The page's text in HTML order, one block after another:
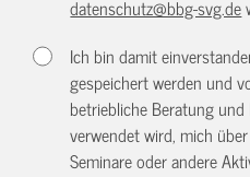
datenschutz@bbg-svg.de
Ich bin damit
gespeichert werden und
betriebliche Beratung
verwendet wird, mich
Seminare oder andere